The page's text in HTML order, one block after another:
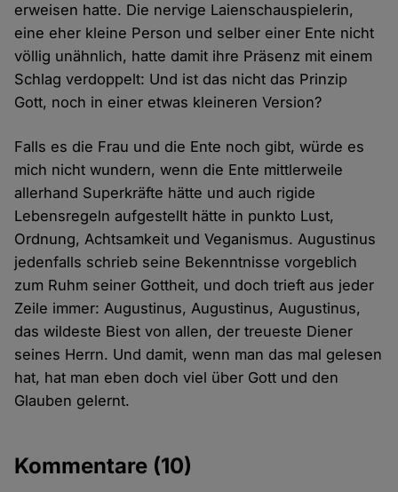
erweisen hatte. Die nervige Laienschauspielerin,
eine eher kleine Person und selber einer Ente nicht
völlig unähnlich, hatte damit ihre Präsenz mit einem
Schlag verdoppelt: Und ist das nicht das Prinzip
Gott, noch in einer etwas kleineren Version?
Falls es die Frau und die Ente noch gibt, würde es
mich nicht wundern, wenn die Ente mittlerweile
allerhand Superkräfte hätte und auch rigide
Lebensregeln aufgestellt hätte in punkto Lust,
Ordnung, Achtsamkeit und Veganismus. Augustinus
jedenfalls schrieb seine Bekenntnisse vorgeblich
zum Ruhm seiner Gottheit, und doch trieft aus jeder
Zeile immer: Augustinus, Augustinus, Augustinus,
das wildeste Biest von allen, der treueste Diener
seines Herrn. Und damit, wenn man das mal gelesen
hat, hat man eben doch viel über Gott und den
Glauben gelernt.
Kommentare (10)